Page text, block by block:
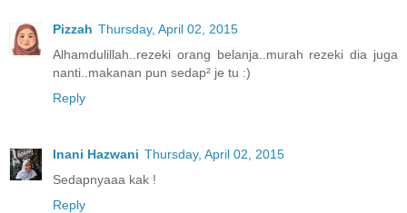
Pizzah Thursday, April 02, 2015
Alhamdulillah..rezeki orang belanja..murah rezeki dia juga
nanti..makanan pun sedap² je tu :)
Reply
Inani Hazwani Thursday, April 02, 2015
Sedapnyaaa kak !
Reply